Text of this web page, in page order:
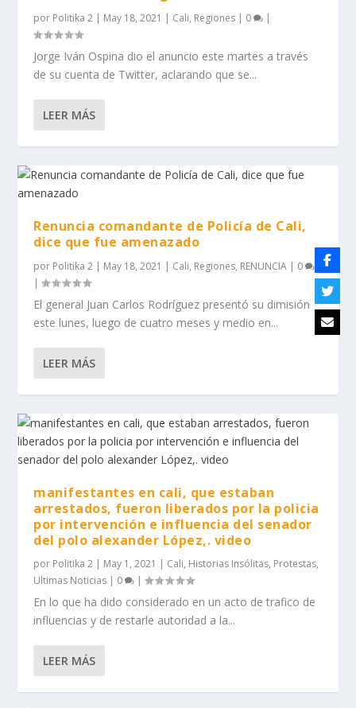
por Politika 2 | May 18, 2021 | Cali, Regiones | 0 |
Jorge Iván Ospina dio el anuncio este martes a través
de su cuenta de Twitter, aclarando que se...
LEER MÁS
Renuncia comandante de Policía de Cali,
dice que fue amenazado
por Politika 2 | May 18, 2021 | Cali, Regiones, RENUNCIA | 0
|
El general Juan Carlos Rodríguez presentó su dimisión
este lunes, luego de cuatro meses y medio en...
LEER MÁS
manifestantes en cali, que estaban
arrestados, fueron liberados por la policia
por intervención e influencia del senador
del polo alexander López,. video
por Politika 2 | May 1, 2021 | Cali, Historias Insólitas, Protestas,
Ultimas Noticias | 0 |
En lo que ha dido considerado en un acto de trafico de
influencias y de restarle autoridad a la...
LEER MÁS